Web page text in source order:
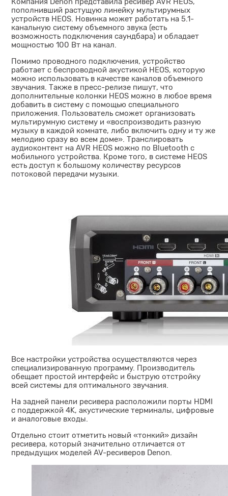
пополнивший растущую линейку мультирумных
устройств HEOS. Новинка может работать на 5.1-
канальную систему объемного звука (есть
возможность подключения саундбара) и обладает
мощностью 100 Вт на канал.
Помимо проводного подключения, устройство
работает с беспроводной акустикой HEOS, которую
можно использовать в качестве каналов объемного
звучания. Также в пресс-релизе пишут, что
дополнительные колонки HEOS можно в любое время
добавить в систему с помощью специального
приложения. Пользователь сможет организовать
мультирумную систему и «воспроизводить разную
музыку в каждой комнате, либо включить одну и ту же
мелодию сразу во всем доме». Транслировать
аудиоконтент на AVR HEOS можно по Bluetooth с
мобильного устройства. Кроме того, в системе HEOS
есть доступ к большому количеству ресурсов
потоковой передачи музыки.
Все настройки устройства осуществляются через
специализированную программу. Производитель
обещает простой интерфейс и быструю отстройку
всей системы для оптимального звучания.
На задней панели ресивера расположили порты HDMI
с поддержкой 4K, акустические терминалы, цифровые
и аналоговые входы.
Отдельно стоит отметить новый «тонкий» дизайн
ресивера, который значительно отличается от
предыдущих моделей AV-ресиверов Denon.